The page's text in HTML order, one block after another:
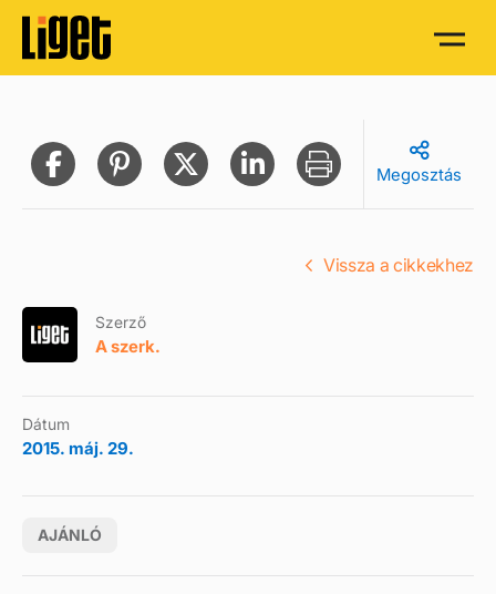
Megosztás
Szerző
A szerk.
Dátum
2015. máj. 29.
AJÁNLÓ
Vissza a cikkekhez